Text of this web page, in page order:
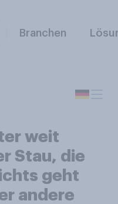
Branchen
weit
Stau, die
geht
andere